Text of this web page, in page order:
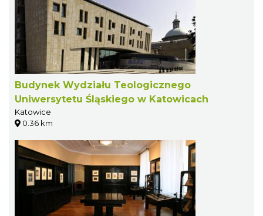
Budynek Wydziału Teologicznego
Uniwersytetu Śląskiego w Katowicach
Katowice
0.36 km